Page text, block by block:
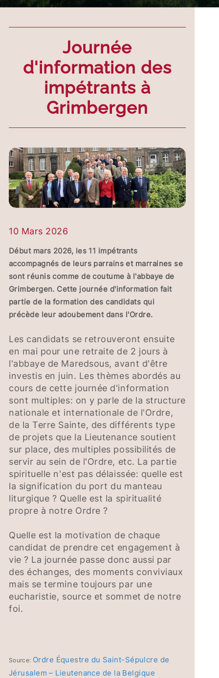
Journée
d'information des
impétrants à
Grimbergen
10 Mars 2026
Début mars 2026, les 11 impétrants
accompagnés de leurs parrains et marraines se
sont réunis comme de coutume à l'abbaye de
Grimbergen. Cette journée d'information fait
partie de la formation des candidats qui
précède leur adoubement dans l'Ordre.
Les candidats se retrouveront ensuite
en mai pour une retraite de 2 jours à
l'abbaye de Maredsous, avant d'être
investis en juin. Les thèmes abordés au
cours de cette journée d'information
sont multiples: on y parle de la structure
nationale et internationale de l'Ordre,
de la Terre Sainte, des différents type
de projets que la Lieutenance soutient
sur place, des multiples possibilités de
servir au sein de l'Ordre, etc. La partie
spirituelle n'est pas délaissée: quelle est
la signification du port du manteau
liturgique ? Quelle est la spiritualité
propre à notre Ordre ?
Quelle est la motivation de chaque
candidat de prendre cet engagement à
vie ? La journée passe donc aussi par
des échanges, des moments conviviaux
mais se termine toujours par une
eucharistie, source et sommet de notre
foi.
Source: Ordre Équestre du Saint-Sépulcre de
Jérusalem – Lieutenance de la Belgique